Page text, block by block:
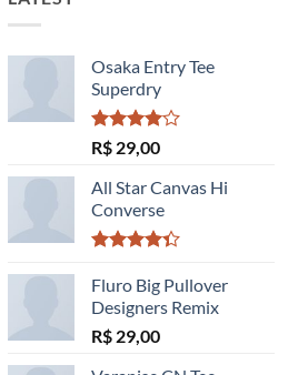
Osaka Entry Tee
Superdry
Avaliação
4.00
de
5
R$ 29,00
All Star Canvas Hi
Converse
4.33de 5
Fluro Big Pullover
Designers Remix
R$ 29,00